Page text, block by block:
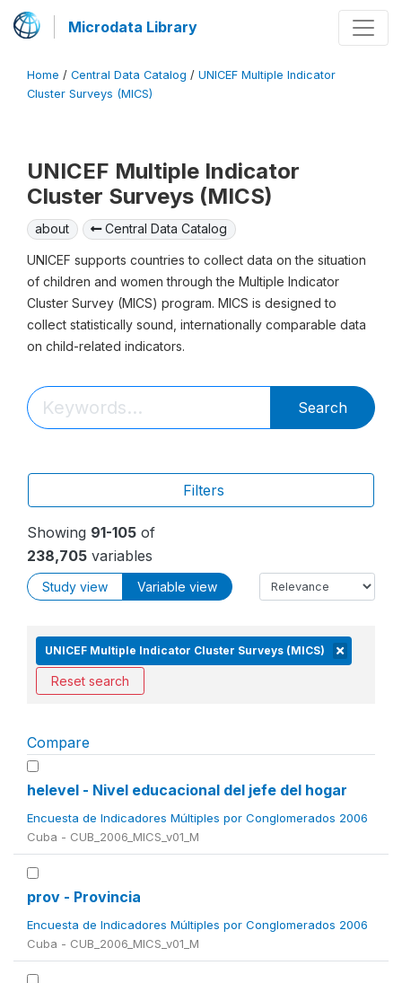
Microdata Library
Home / Central Data Catalog / UNICEF Multiple Indicator
Cluster Surveys (MICS)
UNICEF Multiple Indicator
Cluster Surveys (MICS)
about Central Data Catalog
UNICEF supports countries to collect data on the situation
of children and women through the Multiple Indicator
Cluster Survey (MICS) program. MICS is designed to
collect statistically sound, internationally comparable data
on child-related indicators.
Search
Filters
Showing 91-105 of
238,705 variables
Study view Variable view
UNICEF Multiple Indicator Cluster Surveys (MICS)
Reset search
Compare
helevel - Nivel educacional del jefe del hogar
Encuesta de Indicadores Múltiples por Conglomerados 2006
Cuba - CUB_2006_MICS_v01_M
prov - Provincia
Encuesta de Indicadores Múltiples por Conglomerados 2006
Cuba - CUB_2006_MICS_v01_M